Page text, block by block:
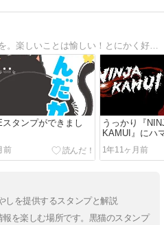
漫画・アニメ、ボカロに愛を。楽しいことは愉しい！とにかく好きなモノ、気に入ったモノは手当たりしだい歴２＠年。
スタンプができまし
前
うっかり『
KAMUI』にハ
だ……
1年11ヶ月前
しを提供するスタンプと解説
を楽しむ場所です。黒猫のスタンプ